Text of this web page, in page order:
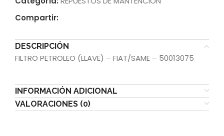
Compartir:
DESCRIPCIÓN
FILTRO PETROLEO (LLAVE) – FIAT/SAME – 50013075
INFORMACIÓN ADICIONAL
VALORACIONES (0)